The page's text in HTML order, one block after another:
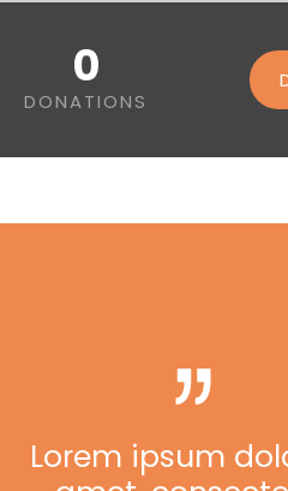
0
DONATIONS
Lorem ipsum